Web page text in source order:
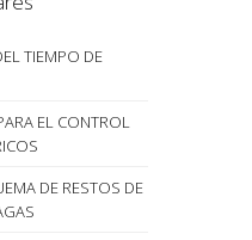
TIEMPO DE
EL CONTROL
DE RESTOS DE